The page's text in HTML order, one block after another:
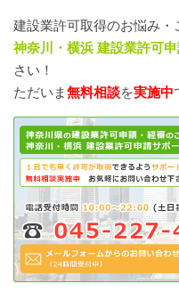
建設業許可取得のお悩み・
神奈川・横浜 建設業許可
さい！
ただいま無料相談を実施中